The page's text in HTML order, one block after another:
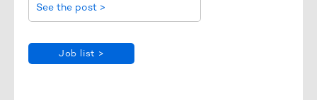
See the post >
Job list >